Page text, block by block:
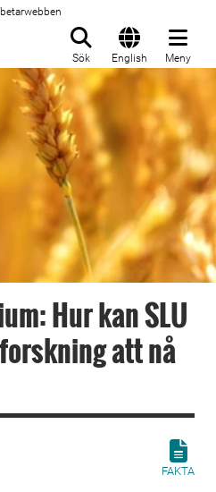
Sök English Meny
Hur kan SLU
att nå
FAKTA